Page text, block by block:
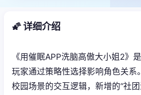
🌠 详细介绍
《用催眠APP洗脑高傲大小姐2》
玩家通过策略性选择影响角色关系
校园场景的交互逻辑，新增的“社